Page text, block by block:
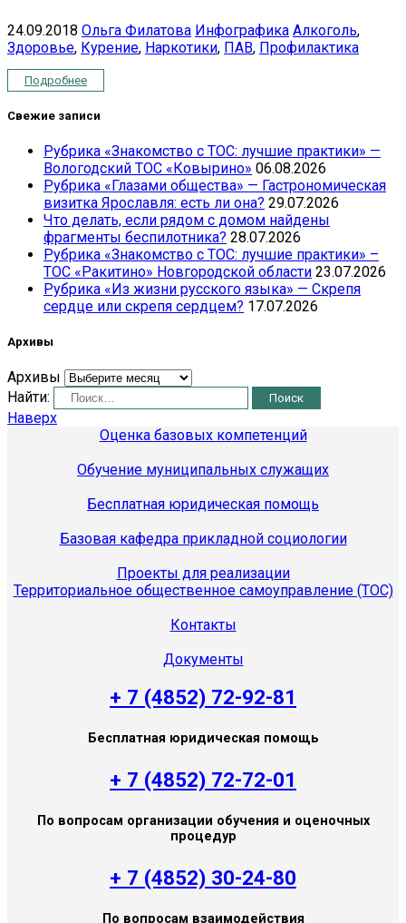
24.09.2018 Ольга Филатова Инфографика Алкоголь,
Здоровье, Курение, Наркотики, ПАВ, Профилактика
Подробнее
Свежие записи
Рубрика «Знакомство с ТОС: лучшие практики» —
Вологодский ТОС «Ковырино» 06.08.2026
Рубрика «Глазами общества» — Гастрономическая
визитка Ярославля: есть ли она? 29.07.2026
Что делать, если рядом с домом найдены
фрагменты беспилотника? 28.07.2026
Рубрика «Знакомство с ТОС: лучшие практики» –
ТОС «Ракитино» Новгородской области 23.07.2026
Рубрика «Из жизни русского языка» — Скрепя
сердце или скрепя сердцем? 17.07.2026
Архивы
Архивы
Найти:
Наверх
Оценка базовых компетенций
Обучение муниципальных служащих
Бесплатная юридическая помощь
Базовая кафедра прикладной социологии
Проекты для реализации
Территориальное общественное самоуправление (ТОС)
Контакты
Документы
+ 7 (4852) 72-92-81
Бесплатная юридическая помощь
+ 7 (4852) 72-72-01
По вопросам организации обучения и оценочных
процедур
+ 7 (4852) 30-24-80
По вопросам взаимодействия